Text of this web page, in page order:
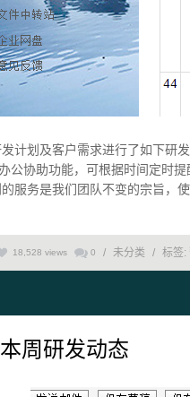
计划及客户需求进行了如下研
公协助功能，可根据时间定时
服务是我们团队不变的宗旨，
18,528 views 0 / 未分类 / 标签:
周研发动态